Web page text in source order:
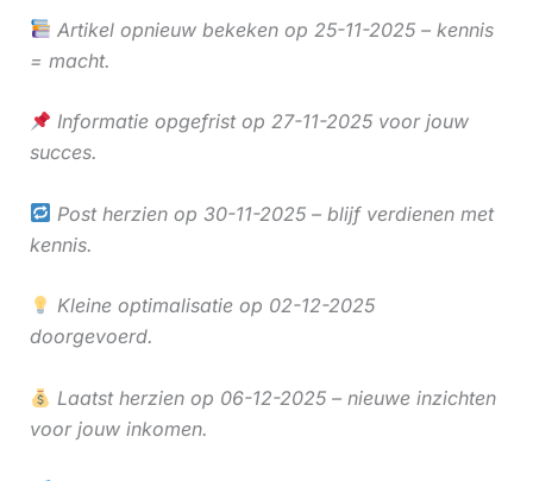
Artikel opnieuw bekeken op 25-11-2025 – kennis
= macht.
Informatie opgefrist op 27-11-2025 voor jouw
succes.
Post herzien op 30-11-2025 – blijf verdienen met
kennis.
Kleine optimalisatie op 02-12-2025
doorgevoerd.
Laatst herzien op 06-12-2025 – nieuwe inzichten
voor jouw inkomen.